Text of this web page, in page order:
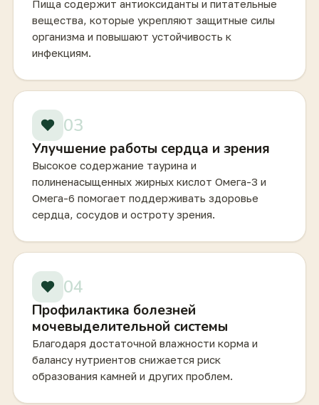
Пища содержит антиоксиданты и питательные
вещества, которые укрепляют защитные силы
организма и повышают устойчивость к
инфекциям.
03
Улучшение работы сердца и зрения
Высокое содержание таурина и
полиненасыщенных жирных кислот Омега-3 и
Омега-6 помогает поддерживать здоровье
сердца, сосудов и остроту зрения.
04
Профилактика болезней
мочевыделительной системы
Благодаря достаточной влажности корма и
балансу нутриентов снижается риск
образования камней и других проблем.